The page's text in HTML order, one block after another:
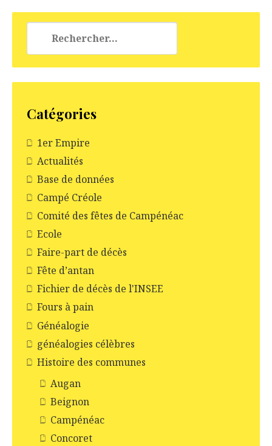
Rechercher :
Catégories
1er Empire
Actualités
Base de données
Campé Créole
Comité des fêtes de Campénéac
Ecole
Faire-part de décès
Fête d’antan
Fichier de décès de l'INSEE
Fours à pain
Généalogie
généalogies célèbres
Histoire des communes
Augan
Beignon
Campénéac
Concoret